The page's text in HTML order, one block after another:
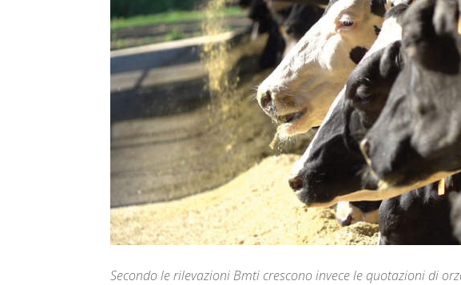
Secondo le rilevazioni Bmti crescono invece le quotazioni di